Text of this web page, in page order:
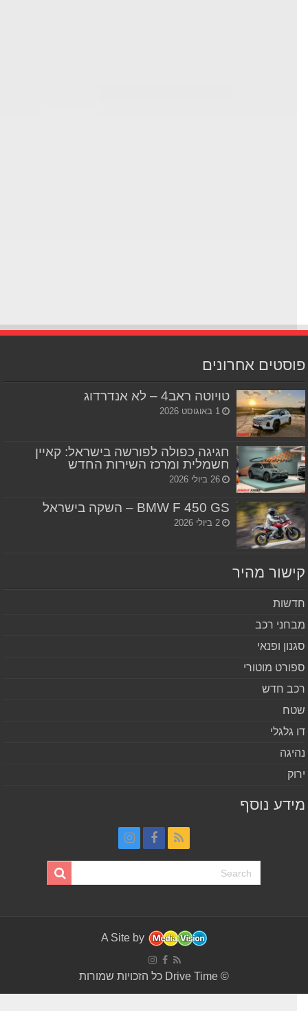
אחרונים
טויוטה ראב4 – לא אנדרדוג
1 באוגוסט 2026
חגיגה כפולה לפורשה בישראל: קאיין
חשמלית ומרכז השירות החדש
26 ביולי 2026
BMW F 450 GS – השקה בישראל
2 ביולי 2026
מהיר
רכב
ופנאי
מוטורי
חדש
גלגלי
נוסף
A Site by